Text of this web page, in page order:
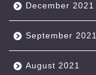
December 2021
September 2021
August 2021